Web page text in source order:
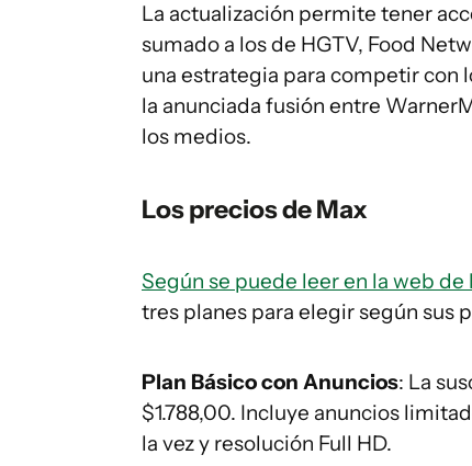
La actualización permite tener
sumado a los de HGTV, Food
una estrategia para competir con
la anunciada fusión entre
los medios.
Los precios de Max
Según se puede leer en la web
tres planes para elegir según sus
Plan Básico con Anuncios: La
$1.788,00. Incluye anuncios
la vez y resolución Full HD.